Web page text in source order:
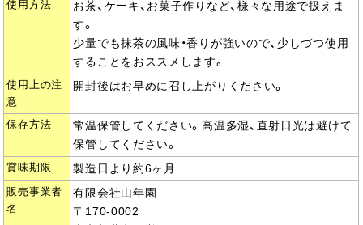
使用方法
お茶、ケーキ、お菓子作りなど、様々な用途で扱えま
す。
少量でも抹茶の風味・香りが強いので、少しづつ使用
することをおススメします。
使用上の注
意
開封後はお早めに召し上がりください。
保存方法
常温保管してください。高温多湿、直射日光は避けて
保管してください。
賞味期限 製造日より約6ヶ月
販売事業者
名
有限会社山年園
〒170-0002